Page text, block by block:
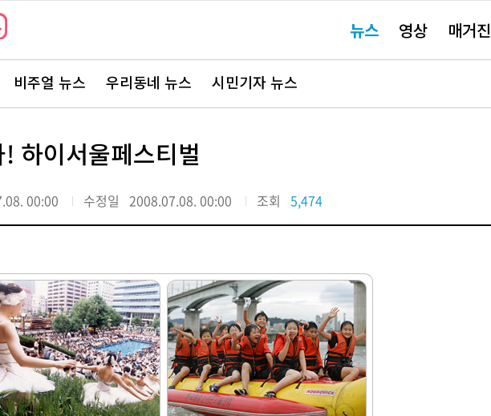
요뉴스 영상 매거진
비주얼 뉴스 우리동네 뉴스 시민기자 뉴스
하이서울페스티벌
00:00 수정일 2008.07.08. 00:00 조회 5,474